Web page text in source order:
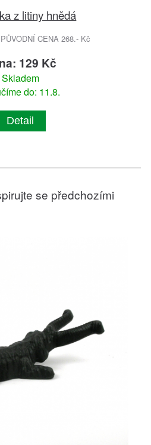
z litiny hnědá
CENA 268.- Kč
129 Kč
Skladem
do: 11.8.
Detail
se předchozími